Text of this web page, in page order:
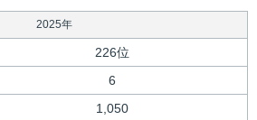
2025年
226位
6
1,050